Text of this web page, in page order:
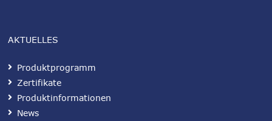
AKTUELLES
Produktprogramm
Zertifikate
Produktinformationen
News